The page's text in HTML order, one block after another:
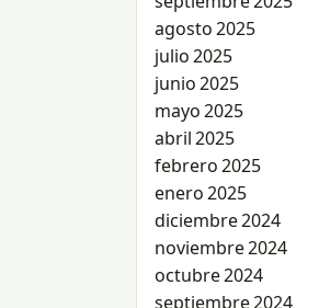
agosto 2025
julio 2025
junio 2025
mayo 2025
abril 2025
febrero 2025
enero 2025
diciembre 2024
noviembre 2024
octubre 2024
septiembre 2024